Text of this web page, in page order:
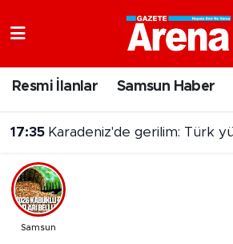
Resmi İlanlar Samsun Haber
17:35 Karadeniz'de gerilim: Türk yük gemisi
Samsun
Samsun Namaz Vakitleri
Trafik Durumu
Süper Lig Puan Durumu ve